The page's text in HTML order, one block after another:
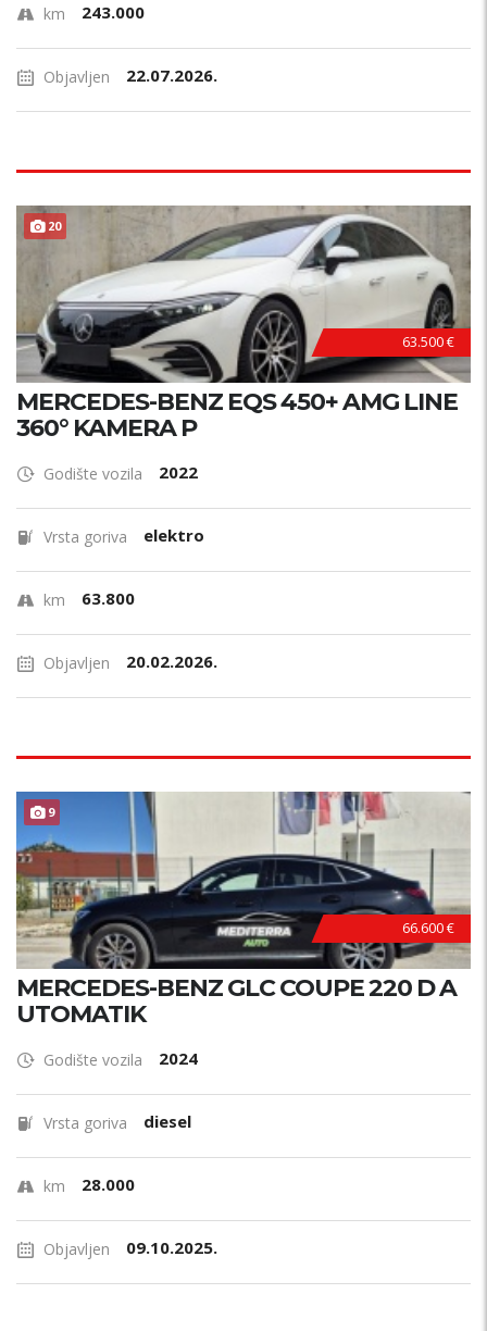
km 243.000
Objavljen 22.07.2026.
20
63.500 €
MERCEDES-BENZ EQS 450+ AMG LINE
360° KAMERA P
Godište vozila 2022
Vrsta goriva elektro
km 63.800
Objavljen 20.02.2026.
9 ODLIČAN !
66.600 €
MERCEDES-BENZ GLC COUPE 220 D A
UTOMATIK
Godište vozila 2024
Vrsta goriva diesel
km 28.000
Objavljen 09.10.2025.